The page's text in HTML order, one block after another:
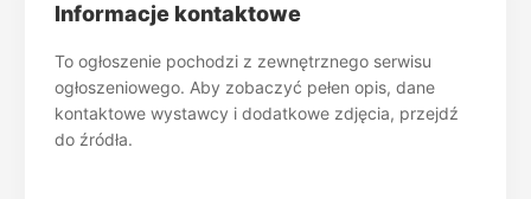
Informacje kontaktowe
To ogłoszenie pochodzi z zewnętrznego serwisu
ogłoszeniowego. Aby zobaczyć pełen opis, dane
kontaktowe wystawcy i dodatkowe zdjęcia, przejdź
do źródła.